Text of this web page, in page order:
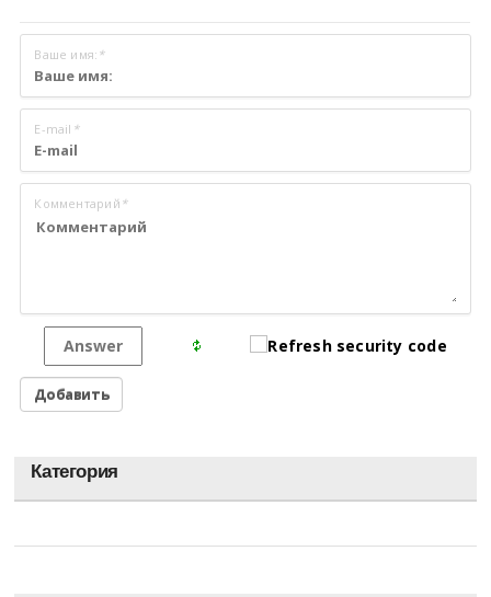
Ваше имя: *
E-mail *
Комментарий *
Категория